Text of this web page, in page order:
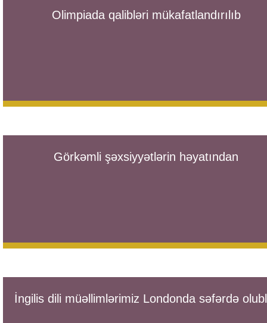
Olimpiada qalibləri mükafatlandırılıb
Görkəmli şəxsiyyətlərin həyatından
İngilis dili müəllimlərimiz Londonda səfərdə